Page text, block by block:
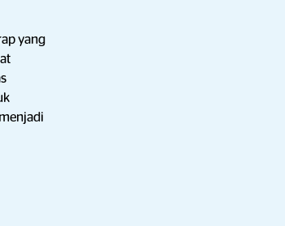
yang